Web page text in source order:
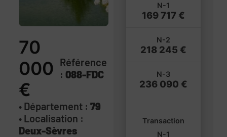
70
000
€
Référence
: 088-FDC
• Département : 79
• Localisation :
Deux-Sèvres
N-1
169 717 €
N-2
218 245 €
N-3
236 090 €
Transaction
N-1